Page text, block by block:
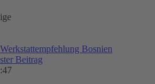
Werkstattempfehlung Bosnien
Beitrag